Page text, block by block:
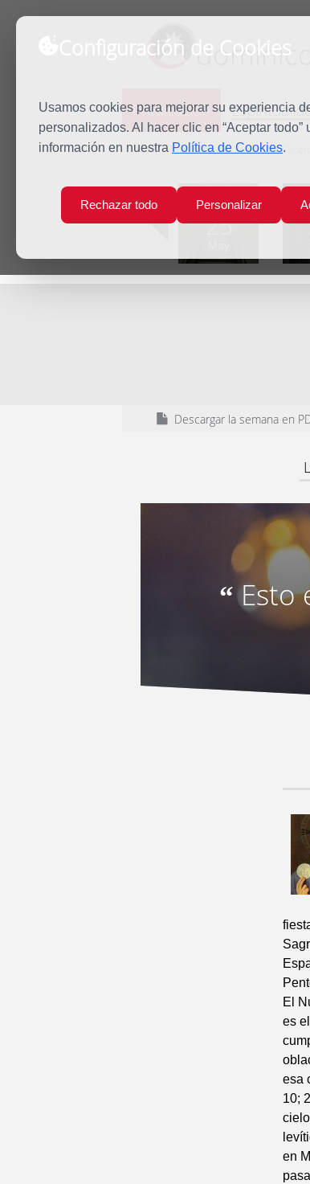
Configuración de Cookies
Usamos cookies para mejorar su experiencia
personalizados. Al hacer clic en “Aceptar
información en nuestra Política de Cookies.
Rechazar todo Personalizar
dominicos
Predicación
Inicio Predicación Jesucristo
Lun
25
Descargar la semana en
“Esto
El
es
esa
10;
en